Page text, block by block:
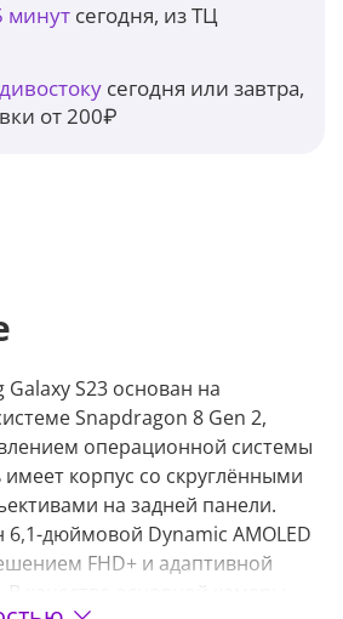
минут сегодня, из ТЦ
сегодня или завтра,
от 200₽
S23 основан на
Snapdragon 8 Gen 2,
операционной системы
корпус со скруглёнными
на задней панели.
дюймовой Dynamic AMOLED
FHD+ и адаптивной
В качестве основной камеры